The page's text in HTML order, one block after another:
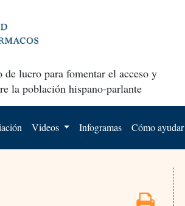
lucro para fomentar el acceso y
la población hispano-parlante
Videos Infogramas Cómo ayudar